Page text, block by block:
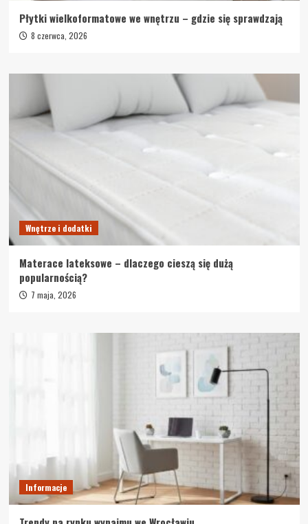
Płytki wielkoformatowe we wnętrzu – gdzie się sprawdzają
8 czerwca, 2026
Wnętrze i dodatki
Materace lateksowe – dlaczego cieszą się dużą
popularnością?
7 maja, 2026
Informacje